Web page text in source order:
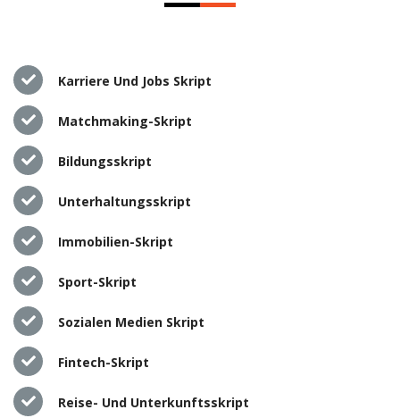
Karriere Und Jobs Skript
Matchmaking-Skript
Bildungsskript
Unterhaltungsskript
Immobilien-Skript
Sport-Skript
Sozialen Medien Skript
Fintech-Skript
Reise- Und Unterkunftsskript